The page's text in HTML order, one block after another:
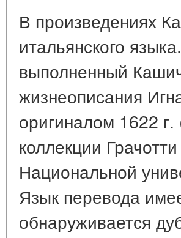
В произведениях
итальянского
выполненный
жизнеописания
оригиналом 1622
коллекции
Национальной
Язык перевода
обнаруживается